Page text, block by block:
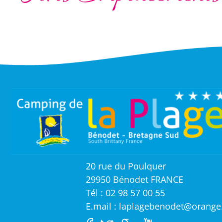
20 rue du Poulquer
29950 Bénodet FRANCE
Tél : 02 98 57 00 55
E.mail :